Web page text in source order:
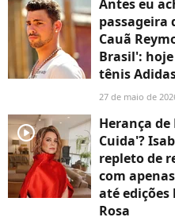
Antes eu
passageira
Cauã
Brasil':
tênis
27 de maio de
player2
Herança
Cuida'?
repleto de
com
até
Rosa